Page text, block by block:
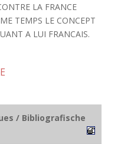
LA FRANCE
TEMPS LE CONCEPT
A LUI FRANCAIS.
/ Bibliografische